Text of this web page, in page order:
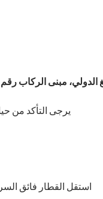
يرجى التأكد من
استقل القطار فائق